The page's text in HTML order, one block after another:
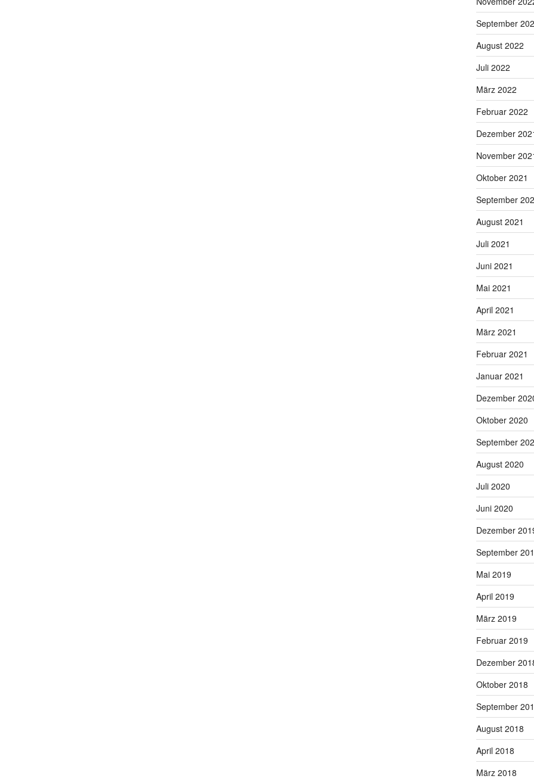
September
August 2022
Juli 2022
März 2022
Februar 2022
Dezember
November
Oktober 2021
September
August 2021
Juli 2021
Juni 2021
Mai 2021
April 2021
März 2021
Februar 2021
Januar 2021
Dezember
Oktober 2020
September
August 2020
Juli 2020
Juni 2020
Dezember
September
Mai 2019
April 2019
März 2019
Februar 2019
Dezember
Oktober 2018
September
August 2018
April 2018
März 2018